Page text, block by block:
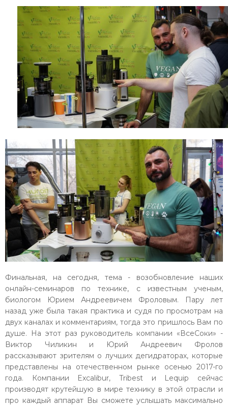
Финальная, на сегодня, тема - возобновление наших
онлайн-семинаров по технике, с известным ученым,
биологом Юрием Андреевичем Фроловым. Пару лет
назад уже была такая практика и судя по просмотрам на
двух каналах и комментариям, тогда это пришлось Вам по
душе. На этот раз руководитель компании «ВсеСоки» -
Виктор Чиликин и Юрий Андреевич Фролов
рассказывают зрителям о лучших дегидраторах, которые
представлены на отечественном рынке осенью 2017-го
года. Компании Excalibur, Tribest и Lequip сейчас
производят крутейшую в мире технику в этой отрасли и
про каждый аппарат Вы сможете услышать максимально